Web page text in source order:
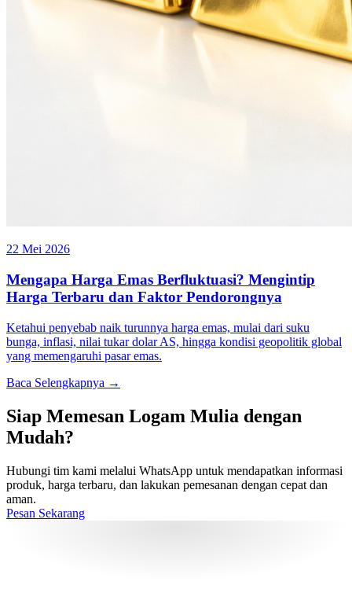
22 Mei 2026
Mengapa Harga Emas Berfluktuasi? Mengintip
Harga Terbaru dan Faktor Pendorongnya
Ketahui penyebab naik turunnya harga emas, mulai dari suku
bunga, inflasi, nilai tukar dolar AS, hingga kondisi geopolitik global
yang memengaruhi pasar emas.
Baca Selengkapnya →
Siap Memesan Logam Mulia dengan
Mudah?
Hubungi tim kami melalui WhatsApp untuk mendapatkan informasi
produk, harga terbaru, dan lakukan pemesanan dengan cepat dan
aman.
Pesan Sekarang